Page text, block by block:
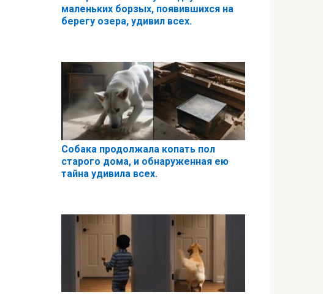
маленьких борзых, появившихся на
берегу озера, удивил всех.
Собака продолжала копать пол
старого дома, и обнаруженная ею
тайна удивила всех.